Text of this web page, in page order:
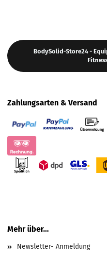
BodySolid-Store24 -
Zahlungsarten & Versand
Mehr über...
Newsletter- Anmeldung